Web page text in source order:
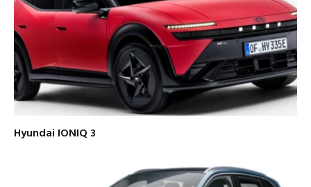
Hyundai IONIQ 3